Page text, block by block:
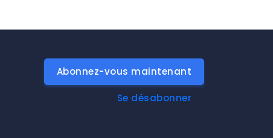
Abonnez-vous maintenant
Se désabonner